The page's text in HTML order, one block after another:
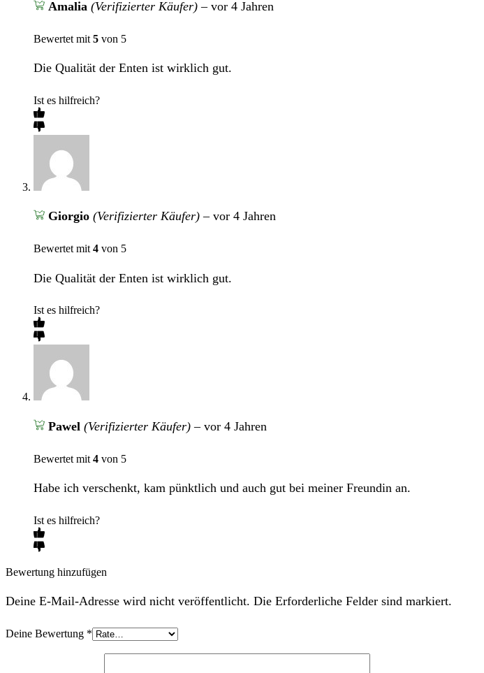
Amalia (Verifizierter Käufer) – vor 4 Jahren
Bewertet mit 5 von 5
Die Qualität der Enten ist wirklich gut.
Ist es hilfreich?
Giorgio (Verifizierter Käufer) – vor 4 Jahren
Bewertet mit 4 von 5
Die Qualität der Enten ist wirklich gut.
Ist es hilfreich?
Pawel (Verifizierter Käufer) – vor 4 Jahren
Bewertet mit 4 von 5
Habe ich verschenkt, kam pünktlich und auch gut bei meiner Freundin an.
Ist es hilfreich?
Bewertung hinzufügen
Deine E-Mail-Adresse wird nicht veröffentlicht. Die Erforderliche Felder sind markiert.
Deine Bewertung *